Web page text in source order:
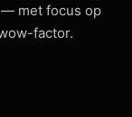
met focus op
factor.